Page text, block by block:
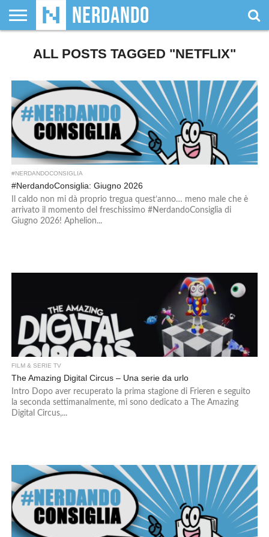
SIAMO
GIOCHI
DA
GIOCHI
VIDEOGAMES
FILM
FUMETTI
& LIBRI
MAGIC:
THE
DUNGEONS
WRESTLING
NERDANDO
AWARDS
BOLLINI
ALL POSTS TAGGED "NETFLIX"
#NERDANDOCONSIGLIA
#NerdandoConsiglia: Giugno 2026
Il caldo non mi dà proprio tregua quest’anno… meno male che è
arrivato il momento del freschissimo #NerdandoConsiglia di
Giugno 2026! Aphelion...
FILM & SERIE TV
The Amazing Digital Circus – Una serie da urlo
Intro Dopo aver recuperato la prima stagione di Frieren e seguito
la seconda settimanalmente, mi sono dedicato a The Amazing
Digital Circus,...